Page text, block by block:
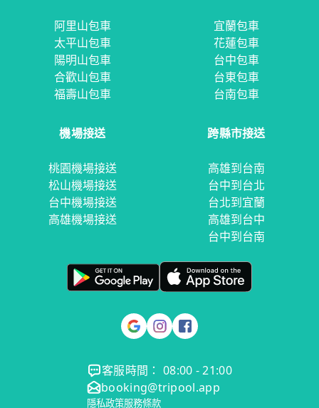
阿里山包車
太平山包車
陽明山包車
合歡山包車
福壽山包車
宜蘭包車
花蓮包車
台中包車
台東包車
台南包車
機場接送
桃園機場接送
松山機場接送
台中機場接送
高雄機場接送
跨縣市接送
高雄到台南
台中到台北
台北到宜蘭
高雄到台中
台中到台南
客服時間： 08:00 - 21:00
booking@tripool.app
隱私政策服務條款